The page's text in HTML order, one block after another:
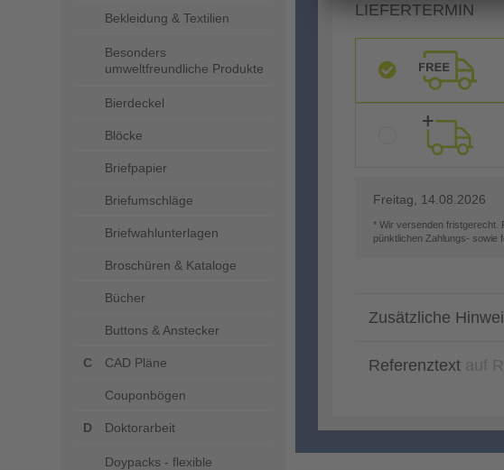
Bekleidung & Textilien
Besonders
umweltfreundliche Produkte
Bierdeckel
Blöcke
Briefpapier
Briefumschläge
Briefwahlunterlagen
Broschüren & Kataloge
Bücher
Buttons & Anstecker
CAD Pläne
Couponbögen
Doktorarbeit
Doypacks - flexible
LIEFERTERMIN
Freitag, 14.08.2026
* Wir versenden fristgerecht.
pünktlichen Zahlungs- sowie
Zusätzliche
Referenztext